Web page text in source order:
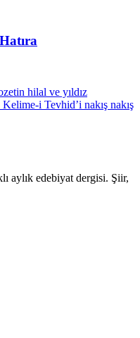
hilal ve yıldız
i Tevhid’i nakış nakış
aylık edebiyat dergisi. Şiir,